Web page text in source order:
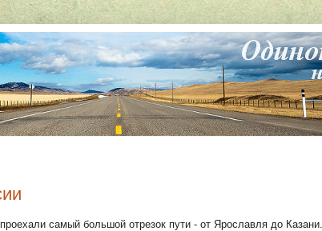
самый большой отрезок пути - от Ярославля до Казани.